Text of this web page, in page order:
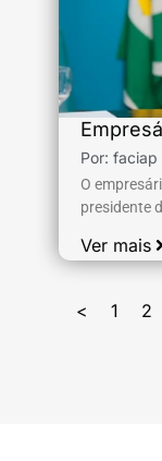
Por: faciap
O
presidente
Ver mais
< 1 2